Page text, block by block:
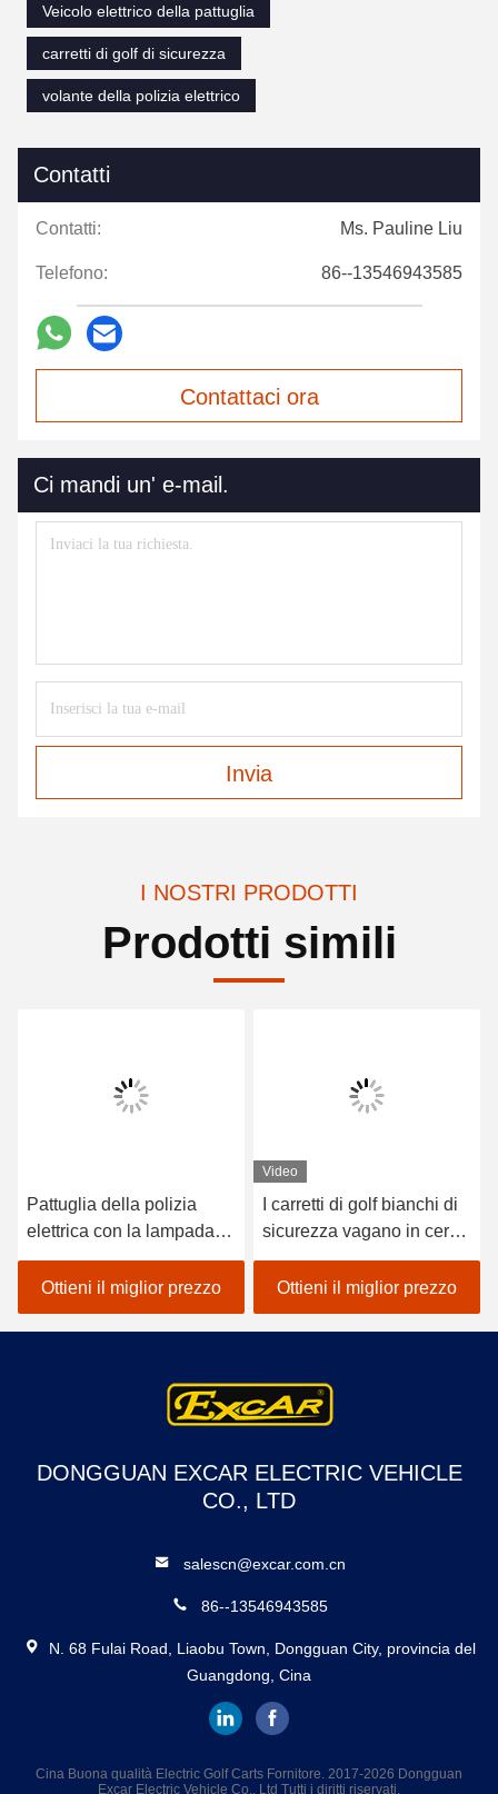
Veicolo elettrico della pattuglia
carretti di golf di sicurezza
volante della polizia elettrico
Contatti
Contatti: Ms. Pauline Liu
Telefono: 86--13546943585
Contattaci ora
Ci mandi un' e-mail.
Invia
I NOSTRI PRODOTTI
Prodotti simili
Pattuglia della polizia
elettrica con la lampada
dell'allarme
Ottieni il miglior prezzo
Video
I carretti di golf bianchi di
sicurezza vagano in cerca
di preda l'automobile 2
Seater a pile
Ottieni il miglior prezzo
DONGGUAN EXCAR ELECTRIC VEHICLE
CO., LTD
salescn@excar.com.cn
86--13546943585
N. 68 Fulai Road, Liaobu Town, Dongguan City, provincia del
Guangdong, Cina
Cina Buona qualità Electric Golf Carts Fornitore. 2017-2026 Dongguan
Excar Electric Vehicle Co., Ltd Tutti i diritti riservati.